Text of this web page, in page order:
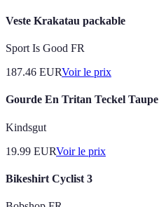
Veste Krakatau packable
Sport Is Good FR
187.46 EURVoir le prix
Gourde En Tritan Teckel Taupe
Kindsgut
19.99 EURVoir le prix
Bikeshirt Cyclist 3